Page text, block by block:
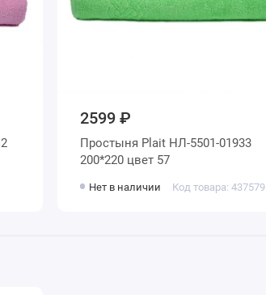
2599 ₽
Простыня Plait НЛ-5501-01933
200*220 цвет 57
Нет в наличии Код товара: 437579